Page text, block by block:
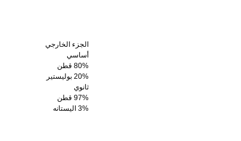
الجزء الخارجي
أساسي
80% قطن
20% بوليستير
ثانوي
97% قطن
3% اليستانه